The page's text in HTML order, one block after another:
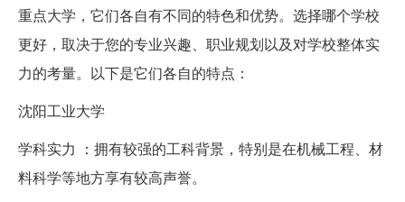
重点大学，它们各自有不同的特色和优势。选择哪个学校
更好，取决于您的专业兴趣、职业规划以及对学校整体实
力的考量。以下是它们各自的特点：
沈阳工业大学
学科实力 ：拥有较强的工科背景，特别是在机械工程、材
料科学等地方享有较高声誉。